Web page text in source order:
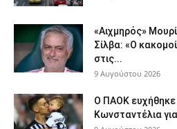
«Αιχμηρός»
Σίλβα: «Ο
στις...
9 Αυγούστου 2026
Ο ΠΑΟΚ ευχήθηκε
Κωνσταντέλια